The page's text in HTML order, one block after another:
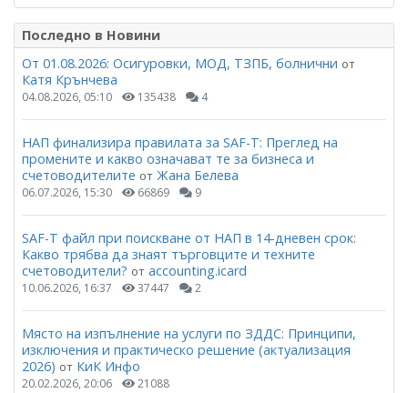
Последно в Новини
От 01.08.2026: Осигуровки, МОД, ТЗПБ, болнични от
Катя Крънчева
04.08.2026, 05:10 135438 4
НАП финализира правилата за SAF-T: Преглед на
промените и какво означават те за бизнеса и
счетоводителите от Жана Белева
06.07.2026, 15:30 66869 9
SAF-T файл при поискване от НАП в 14-дневен срок:
Какво трябва да знаят търговците и техните
счетоводители? от accounting.icard
10.06.2026, 16:37 37447 2
Място на изпълнение на услуги по ЗДДС: Принципи,
изключения и практическо решение (актуализация
2026) от КиК Инфо
20.02.2026, 20:06 21088